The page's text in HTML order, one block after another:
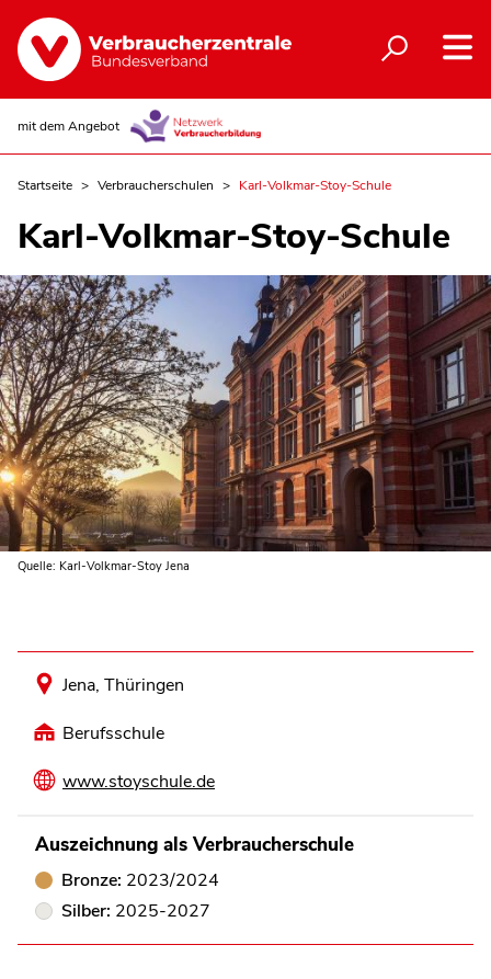
mit dem Angebot
Startseite Verbraucherschulen Karl-Volkmar-Stoy-Schule
Karl-Volkmar-Stoy-Schule
Quelle: Karl-Volkmar-Stoy Jena
Jena, Thüringen
Berufsschule
www.stoyschule.de
Auszeichnung als Verbraucherschule
Bronze: 2023/2024
Silber: 2025-2027